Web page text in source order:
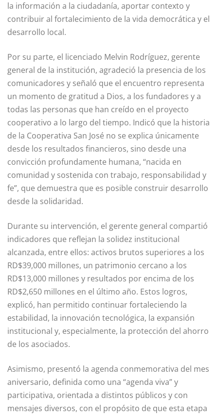
la información a la ciudadanía, aportar contexto y
contribuir al fortalecimiento de la vida democrática y el
desarrollo local.
Por su parte, el licenciado Melvin Rodríguez, gerente
general de la institución, agradeció la presencia de los
comunicadores y señaló que el encuentro representa
un momento de gratitud a Dios, a los fundadores y a
todas las personas que han creído en el proyecto
cooperativo a lo largo del tiempo. Indicó que la historia
de la Cooperativa San José no se explica únicamente
desde los resultados financieros, sino desde una
convicción profundamente humana, “nacida en
comunidad y sostenida con trabajo, responsabilidad y
fe”, que demuestra que es posible construir desarrollo
desde la solidaridad.
Durante su intervención, el gerente general compartió
indicadores que reflejan la solidez institucional
alcanzada, entre ellos: activos brutos superiores a los
RD$39,000 millones, un patrimonio cercano a los
RD$13,000 millones y resultados por encima de los
RD$2,650 millones en el último año. Estos logros,
explicó, han permitido continuar fortaleciendo la
estabilidad, la innovación tecnológica, la expansión
institucional y, especialmente, la protección del ahorro
de los asociados.
Asimismo, presentó la agenda conmemorativa del mes
aniversario, definida como una “agenda viva” y
participativa, orientada a distintos públicos y con
mensajes diversos, con el propósito de que esta etapa